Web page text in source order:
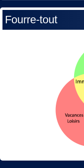
Fourre-tout